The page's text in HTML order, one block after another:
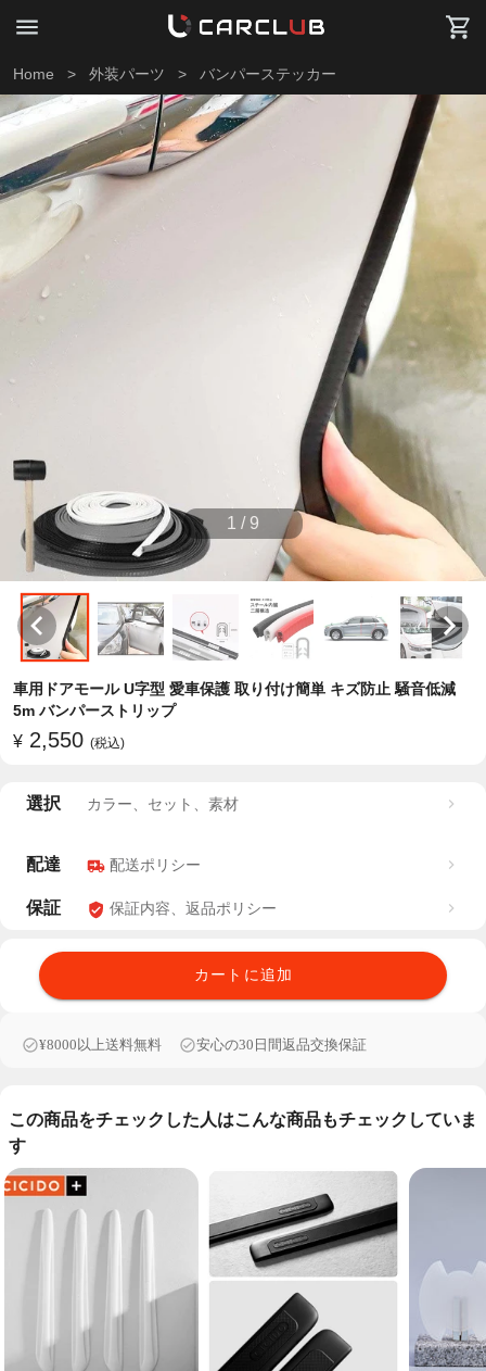
Home > 外装パーツ > バンパーステッカー
1 / 9
車用ドアモール U字型 愛車保護 取り付け簡単 キズ防止 騒音低減
5m バンパーストリップ
¥ 2,550 (税込)
選択 カラー、セット、素材
配達 配送ポリシー
保証 保証内容、返品ポリシー
カートに追加
¥8000以上送料無料 安心の30日間返品交換保証
この商品をチェックした人はこんな商品もチェックしていま
す